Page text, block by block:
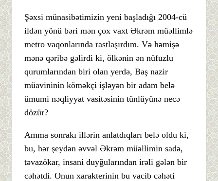
Şəxsi münasibətimizin yeni başladığı 2004-cü
ildən yönü bəri mən çox vaxt Əkrəm müəllimlə
metro vaqonlarında rastlaşırdım. Və həmişə
mənə qəribə gəlirdi ki, ölkənin ən nüfuzlu
qurumlarından biri olan yerdə, Baş nazir
müavininin köməkçi işləyən bir adam belə
ümumi nəqliyyat vasitəsinin tünlüyünə necə
dözür?
Amma sonrakı illərin anlatdıqları belə oldu ki,
bu, hər şeydən əvvəl Əkrəm müəllimin sadə,
təvazökar, insani duyğularından irəli gələn bir
cəhətdi. Onun xarakterinin bu vacib cəhəti